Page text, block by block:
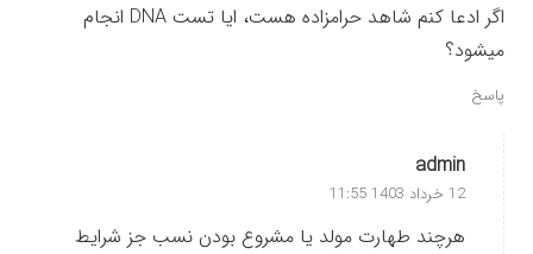
اگر ادعا کنم شاهد حرامزاده هست، ایا تست DNA انجام
میشود؟
پاسخ
admin
12 خرداد 1403 11:55
هرچند طهارت مولد یا مشروع بودن نسب جز شرایط